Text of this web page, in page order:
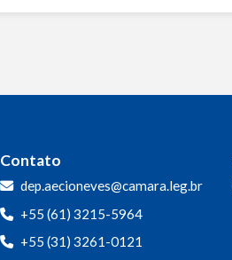
Contato
dep.aecioneves@camara.leg.br
+55 (61) 3215-5964
+55 (31) 3261-0121